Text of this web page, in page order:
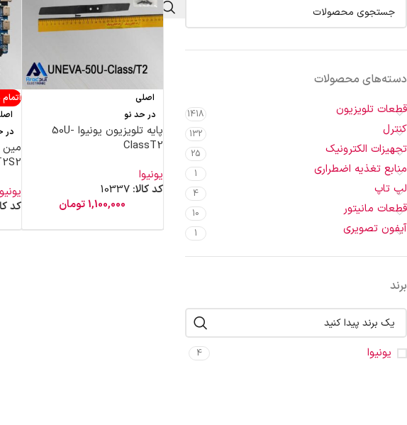
دسته‌های محصولات
قطعات تلویزیون 1418
کنترل 132
تجهیزات الکترونیک 25
منابع تغذیه اضطراری 1
لپ تاپ 4
قطعات مانیتور 10
آیفون تصویری 1
برند
یونیوا 4
اصلی
در حد نو
پایه تلویزیون یونیوا 50U-
ClassT2
یونیوا
کد کالا:10337
1,100,000تومان
در
کد